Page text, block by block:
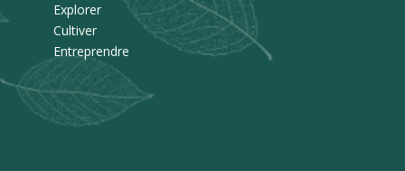
Explorer
Cultiver
Entreprendre